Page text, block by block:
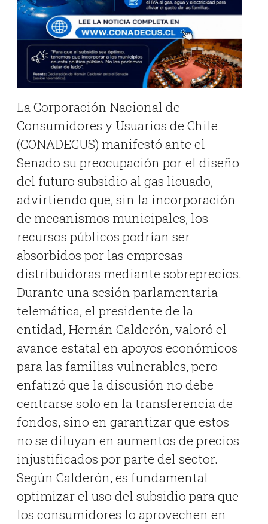
La Corporación Nacional de
Consumidores y Usuarios de Chile
(CONADECUS) manifestó ante el
Senado su preocupación por el diseño
del futuro subsidio al gas licuado,
advirtiendo que, sin la incorporación
de mecanismos municipales, los
recursos públicos podrían ser
absorbidos por las empresas
distribuidoras mediante sobreprecios.
Durante una sesión parlamentaria
telemática, el presidente de la
entidad, Hernán Calderón, valoró el
avance estatal en apoyos económicos
para las familias vulnerables, pero
enfatizó que la discusión no debe
centrarse solo en la transferencia de
fondos, sino en garantizar que estos
no se diluyan en aumentos de precios
injustificados por parte del sector.
Según Calderón, es fundamental
optimizar el uso del subsidio para que
los consumidores lo aprovechen en